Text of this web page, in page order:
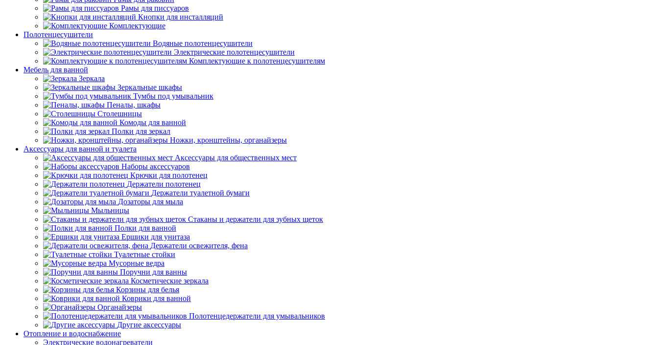
Рамы для писсуаров
Кнопки для инсталляций
Комплектующие
Полотенцесушители
Водяные полотенцесушители
Электрические полотенцесушители
Комплектующие к полотенцесушителям
Мебель для ванной
Зеркала
Зеркальные шкафы
Тумбы под умывальник
Пеналы, шкафы
Столешницы
Комоды для ванной
Полки для зеркал
Ножки, кронштейны, органайзеры
Аксессуары для ванной и туалета
Аксессуары для общественных мест
Наборы аксессуаров
Крючки для полотенец
Держатели полотенец
Держатели туалетной бумаги
Дозаторы для мыла
Мыльницы
Стаканы и держатели для зубных щеток
Полки для ванной
Ершики для унитаза
Держатели освежителя, фена
Туалетные стойки
Мусорные ведра
Поручни для ванны
Косметические зеркала
Корзины для белья
Коврики для ванной
Органайзеры
Полотенцедержатели для умывальников
Другие аксессуары
Отопление и водоснабжение
Электрические водонагреватели